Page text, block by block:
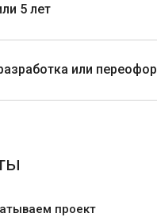
5 лет
или
проект